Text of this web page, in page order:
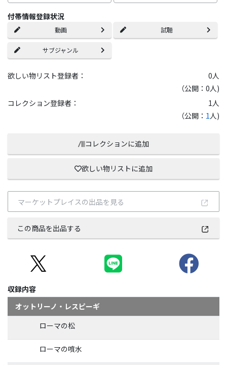
付帯情報登録状況
動画 試聴
サブジャンル
欲しい物リスト登録者： 0人
（公開：0人)
コレクション登録者：
1人
（公開： 1人)
コレクションに追加
欲しい物リストに追加
マーケットプレイスの出品を見る
この商品を出品する
収録内容
オットリーノ・レスピーギ
ローマの松
ローマの噴水